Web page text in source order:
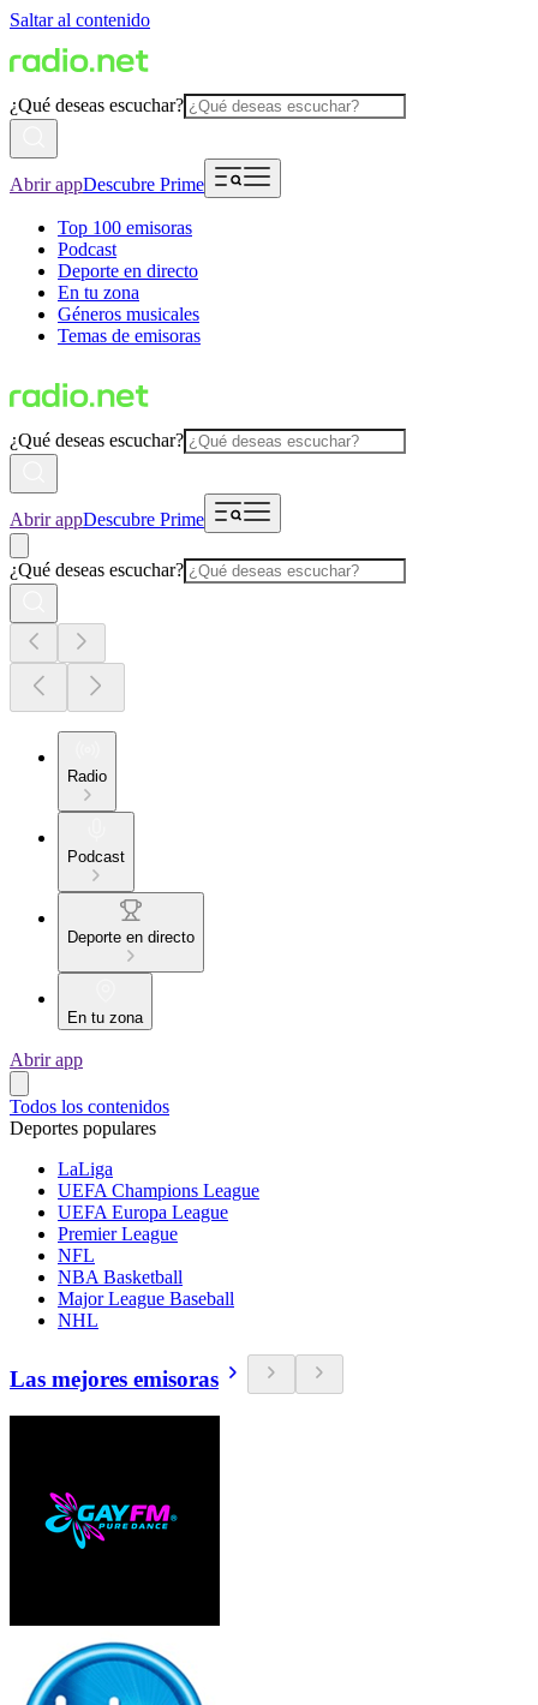
Saltar al contenido
¿Qué deseas escuchar?
Abrir appDescubre Prime
Top 100 emisoras
Podcast
Deporte en directo
En tu zona
Géneros musicales
Temas de emisoras
¿Qué deseas escuchar?
Abrir appDescubre Prime
¿Qué deseas escuchar?
Radio
Podcast
Deporte en directo
En tu zona
Abrir app
Todos los contenidos
Deportes populares
LaLiga
UEFA Champions League
UEFA Europa League
Premier League
NFL
NBA Basketball
Major League Baseball
NHL
Las mejores emisoras